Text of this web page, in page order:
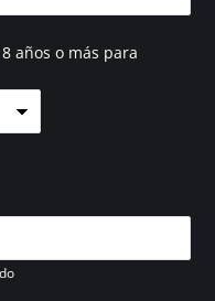
años o más para